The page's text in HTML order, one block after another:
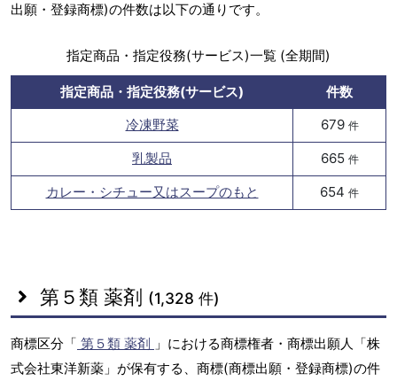
出願・登録商標)の件数は以下の通りです。
指定商品・指定役務(サービス)一覧 (全期間)
指定商品・指定役務(サービス)
件数
冷凍野菜
679 件
乳製品 665 件
カレー・シチュー又はスープのもと 654 件
第５類 薬剤 (1,328 件)
商標区分「 第５類 薬剤 」における商標権者・商標出願人「株
式会社東洋新薬」が保有する、商標(商標出願・登録商標)の件